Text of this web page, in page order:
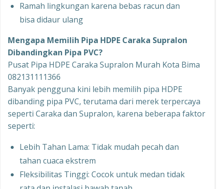
Ramah lingkungan karena bebas racun dan
bisa didaur ulang
Mengapa Memilih Pipa HDPE Caraka Supralon
Dibandingkan Pipa PVC?
Pusat Pipa HDPE Caraka Supralon Murah Kota Bima
082131111366
Banyak pengguna kini lebih memilih pipa HDPE
dibanding pipa PVC, terutama dari merek terpercaya
seperti Caraka dan Supralon, karena beberapa faktor
seperti:
Lebih Tahan Lama: Tidak mudah pecah dan
tahan cuaca ekstrem
Fleksibilitas Tinggi: Cocok untuk medan tidak